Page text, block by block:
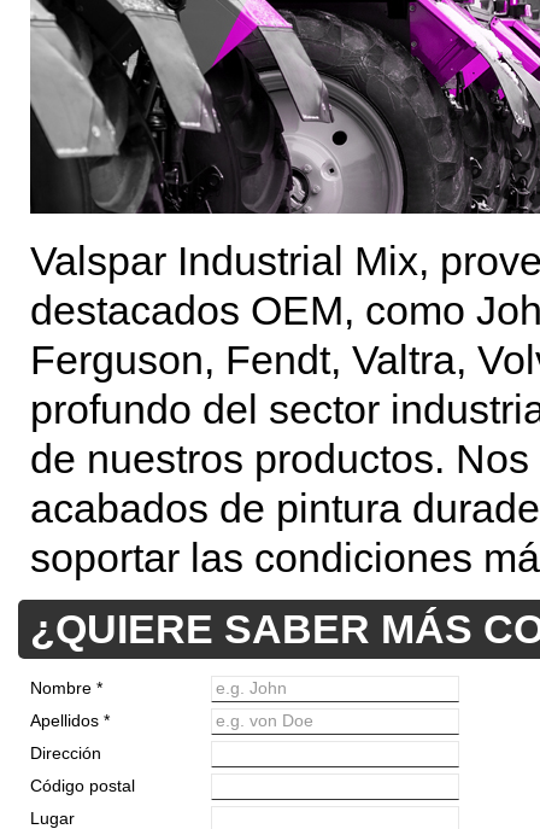
Valspar Industrial Mix,
destacados OEM, como
Ferguson, Fendt, Valtra,
profundo del sector
de nuestros productos.
acabados de pintura
soportar las condiciones
¿QUIERE SABER MÁS
Nombre *
e.g. John
Apellidos *
e.g. von Doe
Dirección
Código postal
Lugar